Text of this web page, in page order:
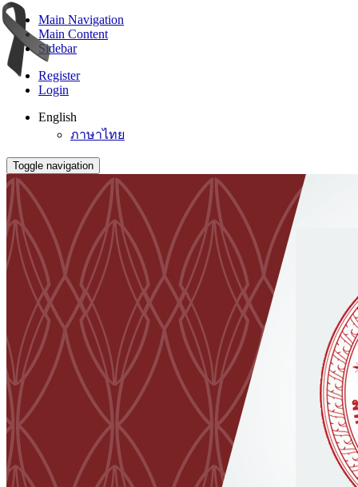
Main Navigation
Main Content
Sidebar
Register
Login
English
ภาษาไทย
Toggle navigation